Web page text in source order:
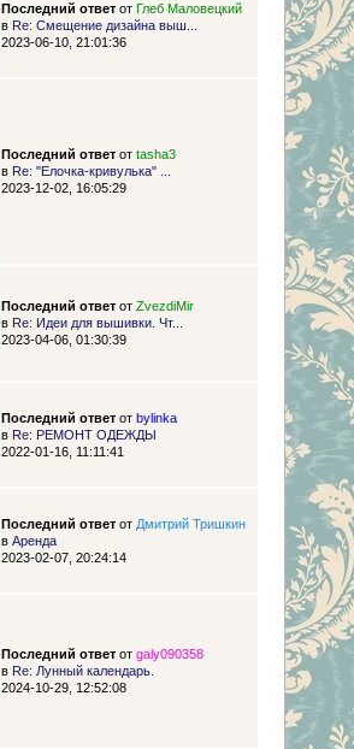
Последний ответот Глеб Маловецкий
в Re: Смещение дизайна выш...
2023-06-10, 21:01:36
Последний ответот tasha3
в Re: "Елочка-кривулька" ...
2023-12-02, 16:05:29
Последний ответот ZvezdiMir
в Re: Идеи для вышивки. Чт...
2023-04-06, 01:30:39
Последний ответот bylinka
в Re: РЕМОНТ ОДЕЖДЫ
2022-01-16, 11:11:41
Последний ответот Дмитрий Тришкин
в Аренда
2023-02-07, 20:24:14
Последний ответот galy090358
в Re: Лунный календарь.
2024-10-29, 12:52:08